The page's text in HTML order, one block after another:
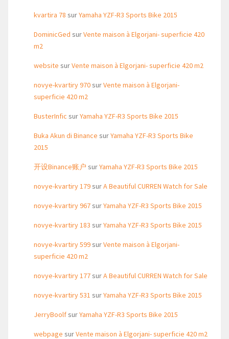
kvartira 78 surYamaha YZF-R3 Sports Bike 2015
DominicGed surVente maison à Elgorjani- superficie 420
m2
website surVente maison à Elgorjani- superficie 420 m2
novye-kvartiry 970surVente maison à Elgorjani-
superficie 420 m2
BusterInfic surYamaha YZF-R3 Sports Bike 2015
Buka Akun di Binance surYamaha YZF-R3 Sports Bike
2015
开设Binance账户 surYamaha YZF-R3 Sports Bike 2015
novye-kvartiry 179surA Beautiful CURREN Watch for Sale
novye-kvartiry 967surYamaha YZF-R3 Sports Bike 2015
novye-kvartiry 183 surYamaha YZF-R3 Sports Bike 2015
novye-kvartiry 599surVente maison à Elgorjani-
superficie 420 m2
novye-kvartiry 177surA Beautiful CURREN Watch for Sale
novye-kvartiry 531 surYamaha YZF-R3 Sports Bike 2015
JerryBoolfsurYamaha YZF-R3 Sports Bike 2015
webpage surVente maison à Elgorjani- superficie 420 m2